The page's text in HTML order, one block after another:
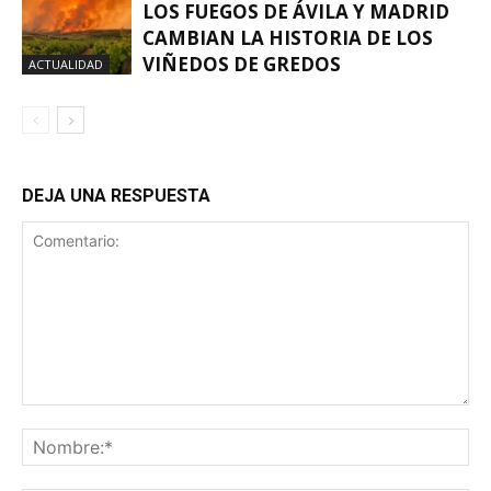
ACTUALIDAD
LOS FUEGOS DE ÁVILA Y MADRID
CAMBIAN LA HISTORIA DE LOS
VIÑEDOS DE GREDOS
DEJA UNA RESPUESTA